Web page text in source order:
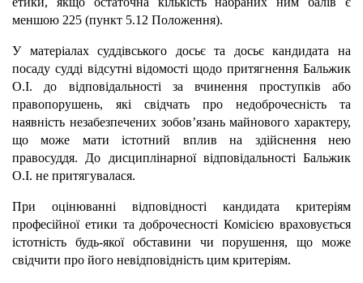
меншою 225 (пункт 5.12 Положення).
У матеріалах суддівського досьє та досьє кандидата на
посаду судді відсутні відомості щодо притягнення Бальжик
О.І. до відповідальності за вчинення проступків або
правопорушень, які свідчать про недоброчесність та
наявність незабезпечених зобов’язань майнового характеру,
що може мати істотний вплив на здійснення нею
правосуддя. До дисциплінарної відповідальності Бальжик
О.І. не притягувалася.
При оцінюванні відповідності кандидата критеріям
професійної етики та доброчесності Комісією враховується
істотність будь-якої обставини чи порушення, що може
свідчити про його невідповідність цим критеріям.